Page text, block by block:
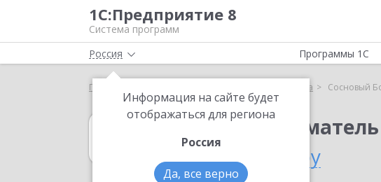
1С:Предприятие 8
Система программ
Россия
Информация на сайте будет
отображаться для региона
Россия
Да, все верно
Программы 1С
Главная Выбор партнёра Сосновый
1С:Предприниматель
в Сосновом Бору